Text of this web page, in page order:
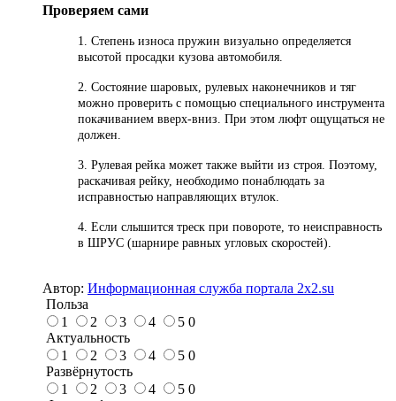
Проверяем сами
1. Степень износа пружин визуально определяется
высотой просадки кузова автомобиля.
2. Состояние шаровых, рулевых наконечников и тяг
можно проверить с помощью специального инструмента
покачиванием вверх-вниз. При этом люфт ощущаться не
должен.
3. Рулевая рейка может также выйти из строя. Поэтому,
раскачивая рейку, необходимо понаблюдать за
исправностью направляющих втулок.
4. Если слышится треск при повороте, то неисправность
в ШРУС (шарнире равных угловых скоростей).
Автор: Информационная служба портала 2x2.su
Польза
1
2 3 4 5 0
Актуальность
1
2 3 4 5 0
Развёрнутость
1
2 3 4 5 0